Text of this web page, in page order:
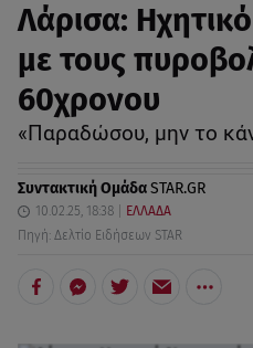
Λάρισα:
με τους
60χρονου
«Παραδώσου, μην το
Συντακτική ΟμάδαSTAR.GR
10.02.25, 18:38
ΕΛΛΑΔΑ
Πηγή: Δελτίο Ειδήσεων STAR